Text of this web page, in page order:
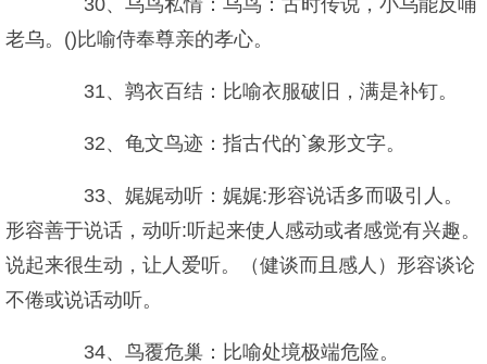
30、乌鸟私情：乌鸟：古时传说，小乌能反哺
老乌。()比喻侍奉尊亲的孝心。
31、鹑衣百结：比喻衣服破旧，满是补钉。
32、龟文鸟迹：指古代的`象形文字。
33、娓娓动听：娓娓:形容说话多而吸引人。
形容善于说话，动听:听起来使人感动或者感觉有兴趣。
说起来很生动，让人爱听。（健谈而且感人）形容谈论
不倦或说话动听。
34、鸟覆危巢：比喻处境极端危险。